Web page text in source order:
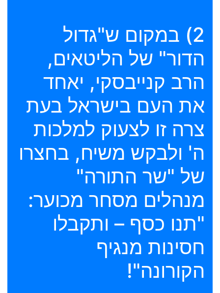
2) במקום ש"גדול
הדור" של הליטאים,
הרב קנייבסקי, יאחד
את העם בישראל בעת
צרה זו לצעוק למלכות
ה' ולבקש משיח, בחצרו
של "שר התורה"
מנהלים מסחר מכוער:
"תנו כסף – ותקבלו
חסינות מנגיף
הקורונה"!